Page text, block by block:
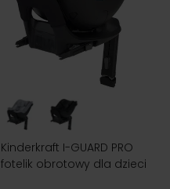
Kinderkraft I-GUARD PRO
fotelik obrotowy dla dzieci